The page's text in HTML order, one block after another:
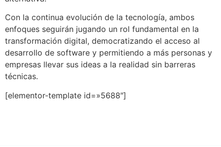
Con la continua evolución de la tecnología, ambos
enfoques seguirán jugando un rol fundamental en la
transformación digital, democratizando el acceso al
desarrollo de software y permitiendo a más personas y
empresas llevar sus ideas a la realidad sin barreras
técnicas.
[elementor-template id=»5688″]